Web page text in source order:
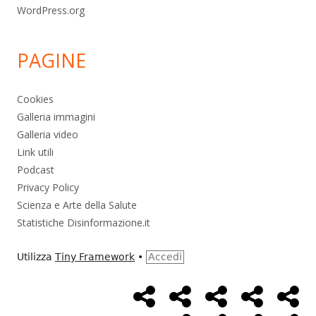
WordPress.org
PAGINE
Cookies
Galleria immagini
Galleria video
Link utili
Podcast
Privacy Policy
Scienza e Arte della Salute
Statistiche Disinformazione.it
Utilizza Tiny Framework • Accedi
MenùHome
Page
Alimentazione
AmbienteBambini